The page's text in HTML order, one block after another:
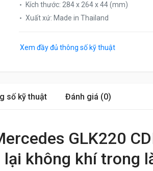
Kích thước: 284 x 264 x 44 (mm)
Xuất xứ: Made in Thailand
Xem đầy đủ thông số kỹ thuật
số kỹ thuật Đánh giá (0)
GLK220
không khí trong